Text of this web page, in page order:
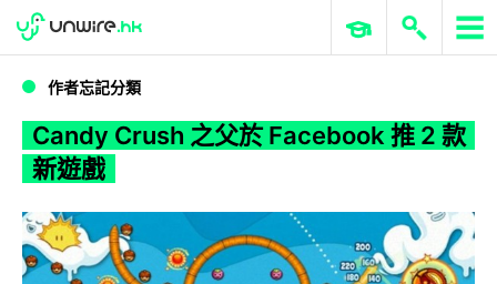
WWDC 2026 ERP 與商業 AI
作者忘記分類
Candy Crush 之父於 Facebook 推 2 款
新遊戲